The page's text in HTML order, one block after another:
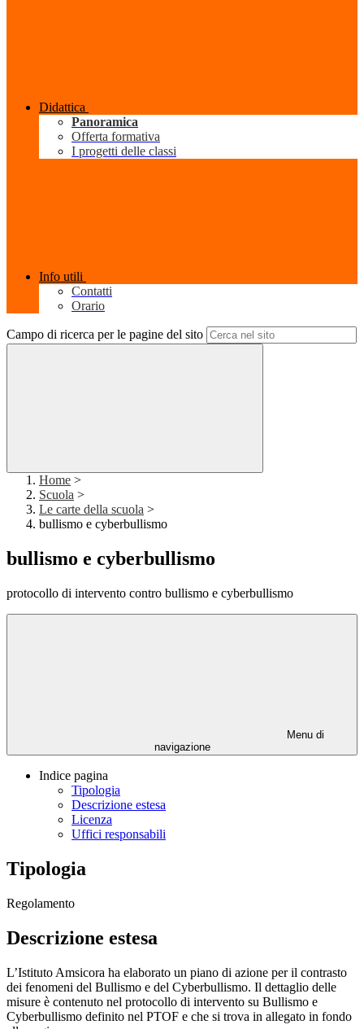
Didattica
Panoramica
Offerta formativa
I progetti delle classi
Info utili
Contatti
Orario
Campo di ricerca per le pagine del sito
Home >
Scuola >
Le carte della scuola >
bullismo e cyberbullismo
bullismo e cyberbullismo
protocollo di intervento contro bullismo e cyberbullismo
Menu di
navigazione
Indice pagina
Tipologia
Descrizione estesa
Licenza
Uffici responsabili
Tipologia
Regolamento
Descrizione estesa
L’Istituto Amsicora ha elaborato un piano di azione per il contrasto
dei fenomeni del Bullismo e del Cyberbullismo. Il dettaglio delle
misure è contenuto nel protocollo di intervento su Bullismo e
Cyberbullismo definito nel PTOF e che si trova in allegato in fondo